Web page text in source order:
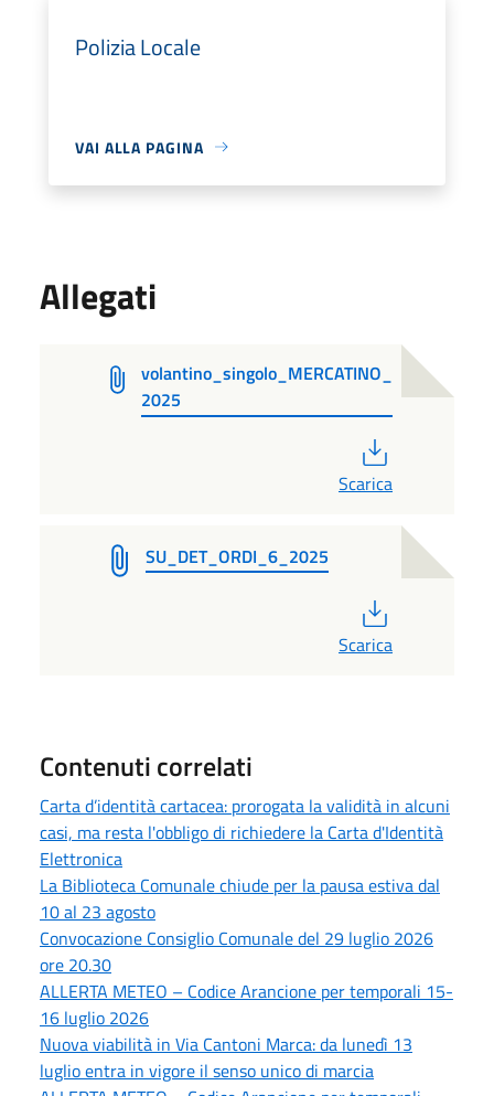
Polizia Locale
VAI ALLA PAGINA
Allegati
volantino_singolo_MERCATINO_
2025
Scarica
SU_DET_ORDI_6_2025
Scarica
Contenuti correlati
Carta d’identità cartacea: prorogata la validità in alcuni
casi, ma resta l'obbligo di richiedere la Carta d'Identità
Elettronica
La Biblioteca Comunale chiude per la pausa estiva dal
10 al 23 agosto
Convocazione Consiglio Comunale del 29 luglio 2026
ore 20.30
ALLERTA METEO – Codice Arancione per temporali 15-
16 luglio 2026
Nuova viabilità in Via Cantoni Marca: da lunedì 13
luglio entra in vigore il senso unico di marcia